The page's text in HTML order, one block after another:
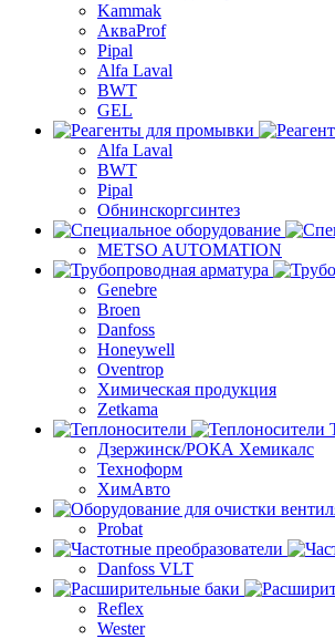
Kammak
АкваProf
Pipal
Alfa Laval
BWT
GEL
Alfa Laval
BWT
Pipal
Обнинскоргсинтез
METSO AUTOMATION
Genebre
Broen
Danfoss
Honeywell
Oventrop
Химическая продукция
Zetkama
Дзержинск/РОКА Хемикалс
Техноформ
ХимАвто
Probat
Danfoss VLT
Reflex
Wester